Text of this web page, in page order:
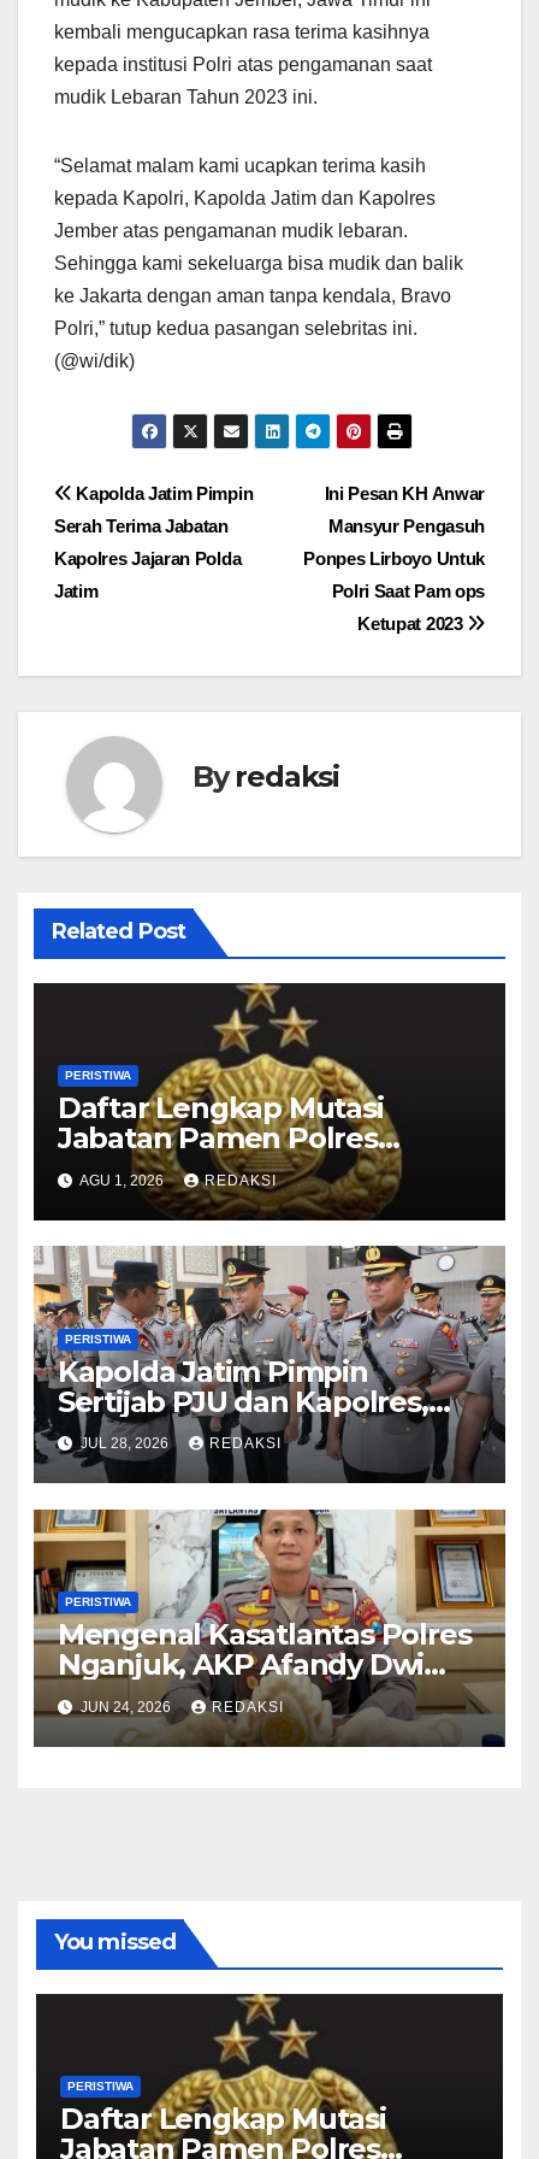
kembali mengucapkan rasa terima kasihnya
kepada institusi Polri atas pengamanan saat
mudik Lebaran Tahun 2023 ini.
“Selamat malam kami ucapkan terima kasih
kepada Kapolri, Kapolda Jatim dan Kapolres
Jember atas pengamanan mudik lebaran.
Sehingga kami sekeluarga bisa mudik dan balik
ke Jakarta dengan aman tanpa kendala, Bravo
Polri,” tutup kedua pasangan selebritas ini.
(@wi/dik)
Navigasi
pos
Ini Pesan KH Anwar
Mansyur Pengasuh
Ponpes Lirboyo Untuk
Polri Saat Pam ops
Ketupat 2023
Kapolda Jatim Pimpin
Serah Terima Jabatan
Kapolres Jajaran Polda
Jatim
Byredaksi
Related Post
PERISTIWA
Daftar Lengkap Mutasi
Jabatan Pamen Polres
Jajaran Polda Jatim 2026
AGU 1, 2026 REDAKSI
PERISTIWA
Kapolda Jatim Pimpin
Sertijab PJU dan Kapolres,
Perkuat Regenerasi
Kepemimpinan dan
Pelayanan Presisi
JUL 28, 2026 REDAKSI
PERISTIWA
Mengenal Kasatlantas Polres
Nganjuk, AKP Afandy Dwi
Takdir
JUN 24, 2026 REDAKSI
You missed
PERISTIWA
Daftar Lengkap Mutasi
Jabatan Pamen Polres